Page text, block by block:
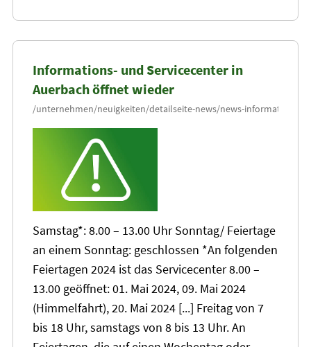
Informations- und Servicecenter in
Auerbach öffnet wieder
Samstag*: 8.00 – 13.00 Uhr Sonntag/ Feiertage
an einem Sonntag: geschlossen *An folgenden
Feiertagen 2024 ist das Servicecenter 8.00 –
13.00 geöffnet: 01. Mai 2024, 09. Mai 2024
(Himmelfahrt),20. Mai 2024 [...] Freitag von 7
bis 18 Uhr, samstags von 8 bis 13 Uhr. An